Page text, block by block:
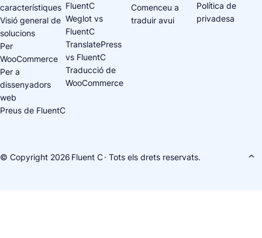
característiques
Visió general de
solucions
Per
WooCommerce
Per a
dissenyadors
web
Preus de FluentC
FluentC
Weglot vs
FluentC
TranslatePress
vs FluentC
Traducció de
WooCommerce
Comenceu a
traduir avui
Política de
privadesa
© Copyright 2026 Fluent C· Tots els drets reservats.